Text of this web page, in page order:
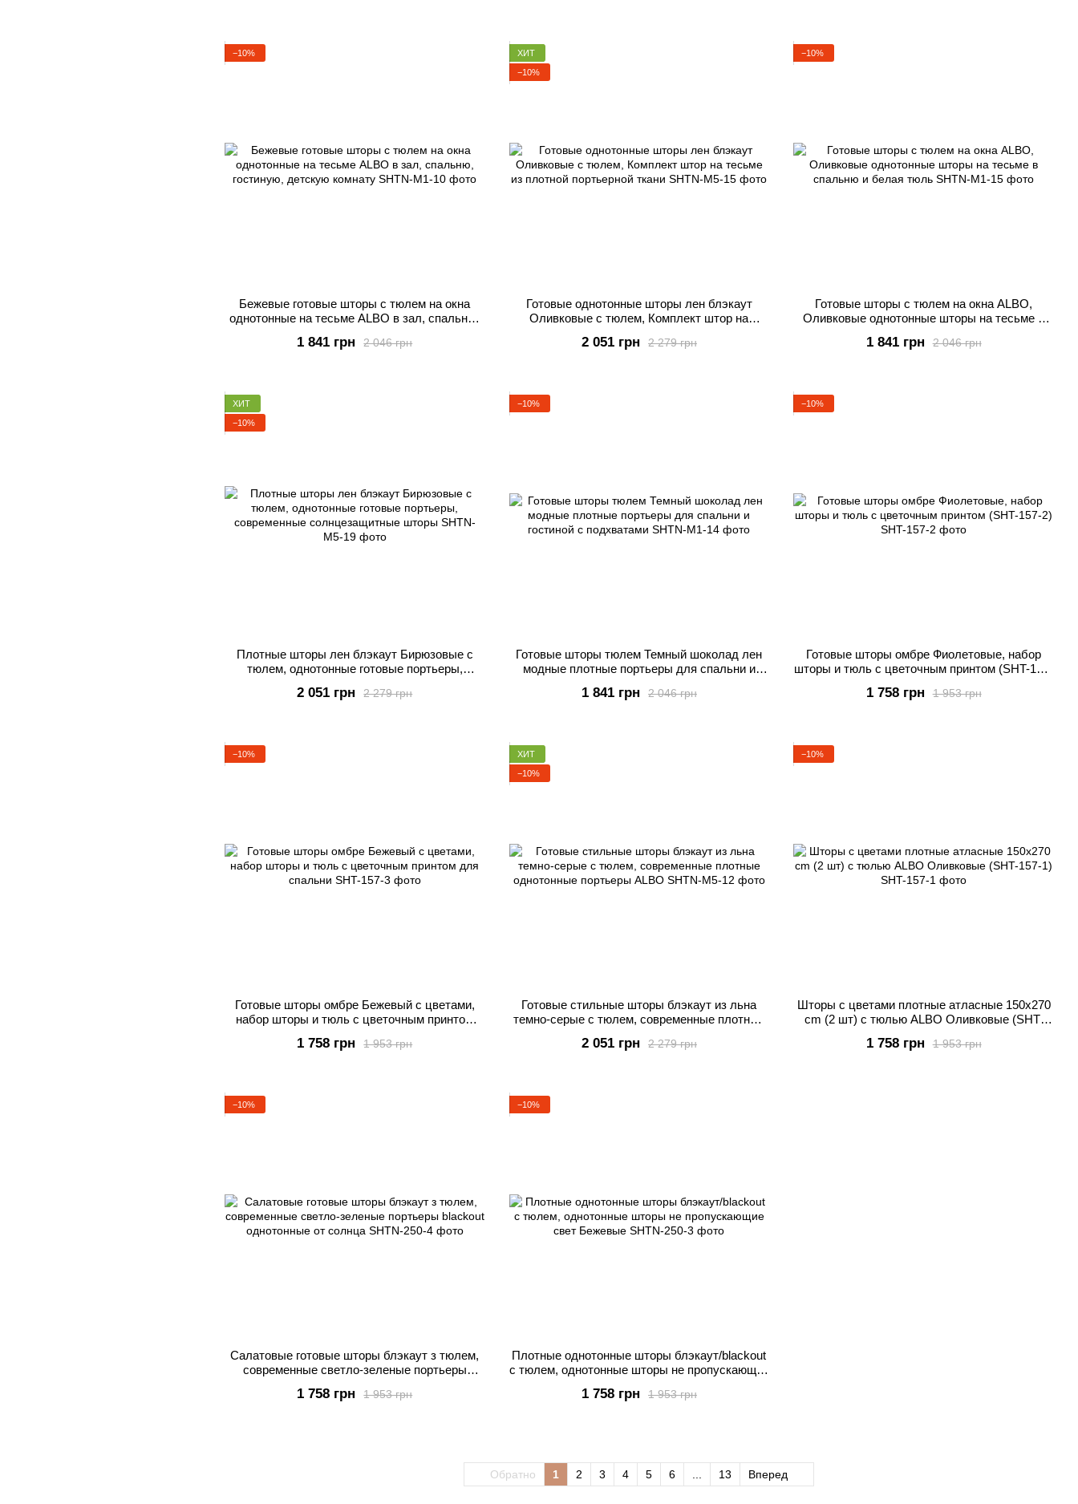
−10%
Бежевые готовые шторы с тюлем на окна
однотонные на тесьме ALBO в зал, спальню,
2 046 грн
1 841 грн
ХИТ
−10%
Готовые однотонные шторы лен блэкаут
Оливковые с тюлем, Комплект штор на
2 279 грн
2 051 грн
−10%
Готовые шторы c тюлем на окна ALBO,
Оливковые однотонные шторы на тесьме в
2 046 грн
1 841 грн
ХИТ
−10%
Плотные шторы лен блэкаут Бирюзовые с
тюлем, однотонные готовые портьеры,
2 279 грн
2 051 грн
−10%
Готовые шторы тюлем Темный шоколад лен
модные плотные портьеры для спальни и
2 046 грн
1 841 грн
−10%
Готовые шторы омбре Фиолетовые, набор
шторы и тюль с цветочным принтом (SHT-157-
1 953 грн
1 758 грн
−10%
Готовые шторы омбре Бежевый с цветами,
набор шторы и тюль с цветочным принтом
1 953 грн
1 758 грн
ХИТ
−10%
Готовые стильные шторы блэкаут из льна
темно-серые с тюлем, современные плотные
2 279 грн
2 051 грн
−10%
Шторы с цветами плотные атласные 150x270
cm (2 шт) с тюлью ALBO Оливковые (SHT-
1 953 грн
1 758 грн
−10%
Салатовые готовые шторы блэкаут з тюлем,
современные светло-зеленые портьеры
1 953 грн
1 758 грн
−10%
Плотные однотонные шторы блэкаут/blackout
с тюлем, однотонные шторы не пропускающие
1 953 грн
1 758 грн
Обратно 1 2 3 4 5 6 13 Вперед